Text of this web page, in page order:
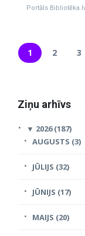
Portāls Bibliotēka.lv
1 2 3
Ziņu arhīvs
▼ 2026 (187)
AUGUSTS (3)
JŪLIJS (32)
JŪNIJS (17)
MAIJS (20)